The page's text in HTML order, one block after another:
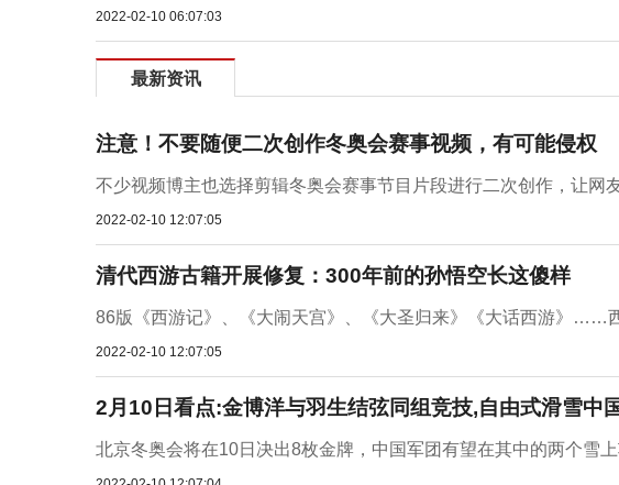
2022-02-10 06:07:03
最新资讯
注意！不要随便二次创作冬奥会赛事视频，有可能侵权
不少视频博主也选择剪辑冬奥会赛事节目片段进行二次创作，让网
2022-02-10 12:07:05
清代西游古籍开展修复：300年前的孙悟空长这傻样
86版《西游记》、《大闹天宫》、《大圣归来》《大话西游》……
2022-02-10 12:07:05
2月10日看点:金博洋与羽生结弦同组竞技,自由式滑雪中
北京冬奥会将在10日决出8枚金牌，中国军团有望在其中的两个雪